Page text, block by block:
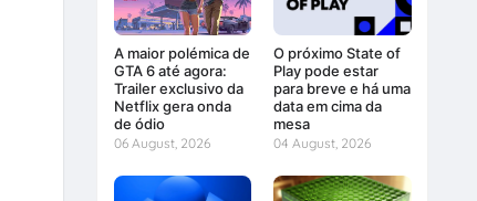
A maior polémica de
GTA 6 até agora:
Trailer exclusivo da
Netflix gera onda
de ódio
06 August, 2026
O próximo State of
Play pode estar
para breve e há uma
data em cima da
mesa
04 August, 2026